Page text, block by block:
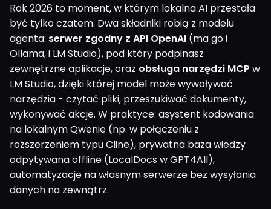
Rok 2026 to moment, w którym lokalna AI przestała
być tylko czatem. Dwa składniki robią z modelu
agenta: serwer zgodny z API OpenAI (ma go i
Ollama, i LM Studio), pod który podpinasz
zewnętrzne aplikacje, oraz obsługa narzędzi MCP w
LM Studio, dzięki której model może wywoływać
narzędzia - czytać pliki, przeszukiwać dokumenty,
wykonywać akcje. W praktyce: asystent kodowania
na lokalnym Qwenie (np. w połączeniu z
rozszerzeniem typu Cline), prywatna baza wiedzy
odpytywana offline (LocalDocs w GPT4All),
automatyzacje na własnym serwerze bez wysyłania
danych na zewnątrz.